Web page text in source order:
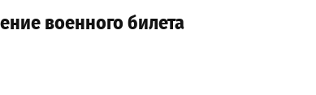
военного билета